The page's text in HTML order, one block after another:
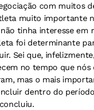
com muitos
muito importante
tinha interesse em
foi determinante
Sei que,
no tempo que nós
mas o mais
dentro do